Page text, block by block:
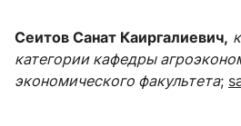
Сеитов Санат Каиргалиевич,
категории кафедры
экономического факультета;